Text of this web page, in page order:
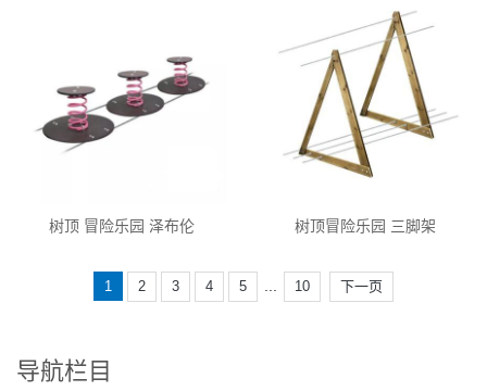
树顶 冒险乐园 泽布伦 树顶冒险乐园 三脚架
1 2 3 4 5 10 下一页
导航栏目